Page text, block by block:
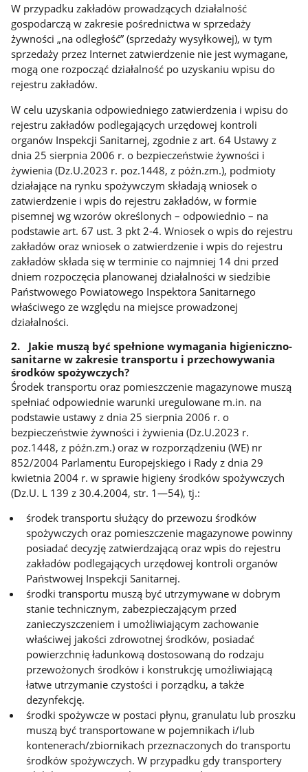
W przypadku zakładów prowadzących działalność
gospodarczą w zakresie pośrednictwa w sprzedaży
żywności „na odległość” (sprzedaży wysyłkowej), w tym
sprzedaży przez Internet zatwierdzenie nie jest wymagane,
mogą one rozpocząć działalność po uzyskaniu wpisu do
rejestru zakładów.
W celu uzyskania odpowiedniego zatwierdzenia i wpisu do
rejestru zakładów podlegających urzędowej kontroli
organów Inspekcji Sanitarnej, zgodnie z art. 64 Ustawy z
dnia 25 sierpnia 2006 r. o bezpieczeństwie żywności i
żywienia (Dz.U.2023 r. poz.1448, z późn.zm.), podmioty
działające na rynku spożywczym składają wniosek o
zatwierdzenie i wpis do rejestru zakładów, w formie
pisemnej wg wzorów określonych – odpowiednio – na
podstawie art. 67 ust. 3 pkt 2-4. Wniosek o wpis do rejestru
zakładów oraz wniosek o zatwierdzenie i wpis do rejestru
zakładów składa się w terminie co najmniej 14 dni przed
dniem rozpoczęcia planowanej działalności w siedzibie
Państwowego Powiatowego Inspektora Sanitarnego
właściwego ze względu na miejsce prowadzonej
działalności.
2. Jakie muszą być spełnione wymagania higieniczno-
sanitarne w zakresie transportu i przechowywania
środków spożywczych?
Środek transportu oraz pomieszczenie magazynowe muszą
spełniać odpowiednie warunki uregulowane m.in. na
podstawie ustawy z dnia 25 sierpnia 2006 r. o
bezpieczeństwie żywności i żywienia (Dz.U.2023 r.
poz.1448, z późn.zm.) oraz w rozporządzeniu (WE) nr
852/2004 Parlamentu Europejskiego i Rady z dnia 29
kwietnia 2004 r. w sprawie higieny środków spożywczych
(Dz.U. L 139 z 30.4.2004, str. 1—54), tj.:
środek transportu służący do przewozu środków
spożywczych oraz pomieszczenie magazynowe powinny
posiadać decyzję zatwierdzającą oraz wpis do rejestru
zakładów podlegających urzędowej kontroli organów
Państwowej Inspekcji Sanitarnej.
środki transportu muszą być utrzymywane w dobrym
stanie technicznym, zabezpieczającym przed
zanieczyszczeniem i umożliwiającym zachowanie
właściwej jakości zdrowotnej środków, posiadać
powierzchnię ładunkową dostosowaną do rodzaju
przewożonych środków i konstrukcję umożliwiającą
łatwe utrzymanie czystości i porządku, a także
dezynfekcję.
środki spożywcze w postaci płynu, granulatu lub proszku
muszą być transportowane w pojemnikach i/lub
kontenerach/zbiornikach przeznaczonych do transportu
środków spożywczych. W przypadku gdy transportery